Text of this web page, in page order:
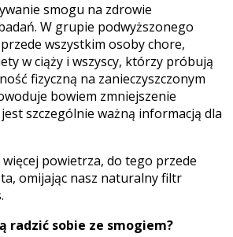
smogu na zdrowie
W grupie podwyższonego
wszystkim osoby chore,
w ciąży i wszyscy, którzy próbują
fizyczną na zanieczyszczonym
bowiem zmniejszenie
szczególnie ważną informacją dla
więcej powietrza, do tego przede
omijając nasz naturalny filtr
radzić sobie ze smogiem?